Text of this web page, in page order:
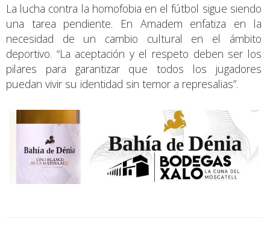
La lucha contra la homofobia en el fútbol sigue siendo
una tarea pendiente. En Amadem enfatiza en la
necesidad de un cambio cultural en el ámbito
deportivo. “La aceptación y el respeto deben ser los
pilares para garantizar que todos los jugadores
puedan vivir su identidad sin temor a represalias”.